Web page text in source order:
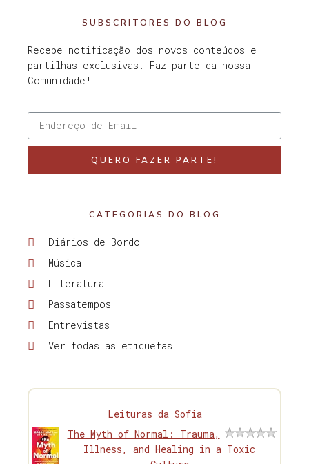
SUBSCRITORES DO BLOG
Recebe notificação dos novos conteúdos e
partilhas exclusivas. Faz parte da nossa
Comunidade!
QUERO FAZER PARTE!
CATEGORIAS DO BLOG
Diários de Bordo
Música
Literatura
Passatempos
Entrevistas
Ver todas as etiquetas
Leituras da Sofia
The Myth of Normal: Trauma,
Illness, and Healing in a Toxic